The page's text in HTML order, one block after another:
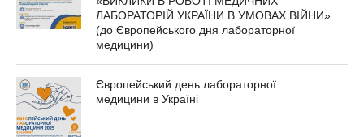
ЛАБОРАТОРІЙ УКРАЇНИ В УМОВАХ ВІЙНИ»
(до Європейського дня лабораторної
медицини)
Європейський день лабораторної
медицини в Україні